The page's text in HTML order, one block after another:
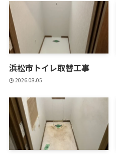
浜松市トイレ取替工事
2026.08.05